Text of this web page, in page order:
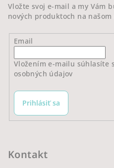
Vložte svoj e-mail a my Vám
nových produktoch na našom
Email
Vložením e-mailu súhlasíte s
osobných údajov
Prihlásiť sa
Kontakt